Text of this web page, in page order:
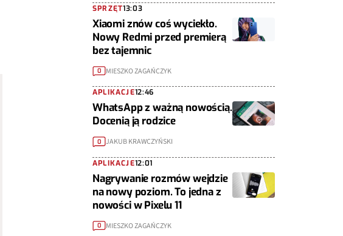
SPRZĘT13:03
Xiaomi znów coś wyciekło.
Nowy Redmi przed premierą
bez tajemnic
0 MIESZKO ZAGAŃCZYK
APLIKACJE12:46
WhatsApp z ważną nowością.
Docenią ją rodzice
0 JAKUB KRAWCZYŃSKI
APLIKACJE12:01
Nagrywanie rozmów wejdzie
na nowy poziom. To jedna z
nowości w Pixelu 11
0 MIESZKO ZAGAŃCZYK